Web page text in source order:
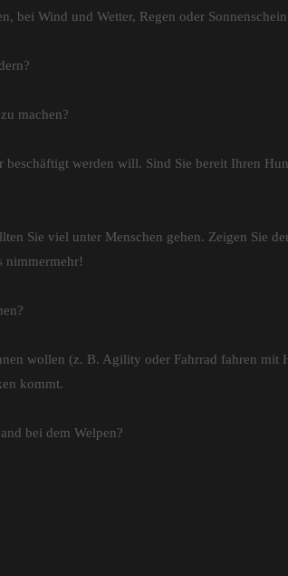
bei Wind und Wetter, Regen oder
machen?
werden will. Sind Sie bereit Ihren
Sie viel unter Menschen gehen. Zeigen Sie
nimmermehr!
wollen (z. B. Agility oder Fahrrad fahren
kommt.
bei dem Welpen?